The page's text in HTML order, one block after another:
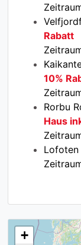
Rabatt
10%
Rorbu
Haus
+